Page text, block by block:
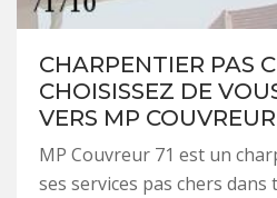
CHARPENTIER PAS
CHOISISSEZ DE
VERS MP COUVREUR
MP Couvreur 71 est un
ses services pas chers dans